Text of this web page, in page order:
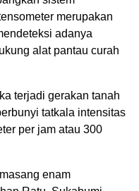
merupakan
adanya
alat pantau curah
terjadi gerakan tanah
tatkala intensitas
per jam atau 300
enam